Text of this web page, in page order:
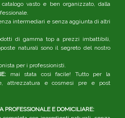
vasto e ben organizzato, dalla
intermediari e senza aggiunta di altri
di gamma top a prezzi imbattibili,
naturali sono il segreto del nostro
per i professionisti.
mai stata così facile! Tutto per la
attrezzatura e cosmesi pre e post
PROFESSIONALE E DOMICILIARE: